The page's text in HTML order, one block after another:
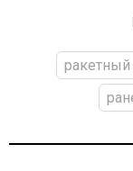
ракетный